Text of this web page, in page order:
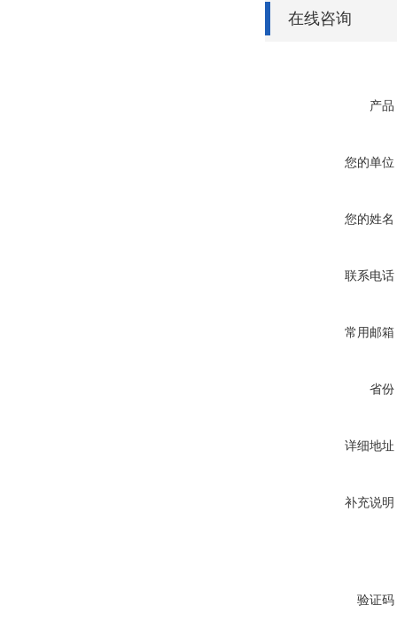
在线咨询
产品
您的单位
您的姓名
联系电话
常用邮箱
省份
详细地址
补充说明
验证码